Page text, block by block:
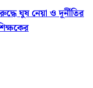
ঘুষ নেয়া ও দূর্নীতির